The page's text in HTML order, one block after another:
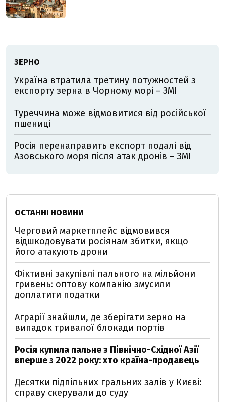
ЗЕРНО
Україна втратила третину потужностей з
експорту зерна в Чорному морі – ЗМІ
Туреччина може відмовитися від російської
пшениці
Росія перенаправить експорт подалі від
Азовського моря після атак дронів – ЗМІ
ОСТАННІ НОВИНИ
Черговий маркетплейс відмовився
відшкодовувати росіянам збитки, якщо
його атакують дрони
Фіктивні закупівлі пального на мільйони
гривень: оптову компанію змусили
доплатити податки
Аграрії знайшли, де зберігати зерно на
випадок тривалої блокади портів
Росія купила пальне з Північно-Східної Азії
вперше з 2022 року: хто країна-продавець
Десятки підпільних гральних залів у Києві:
справу скерували до суду